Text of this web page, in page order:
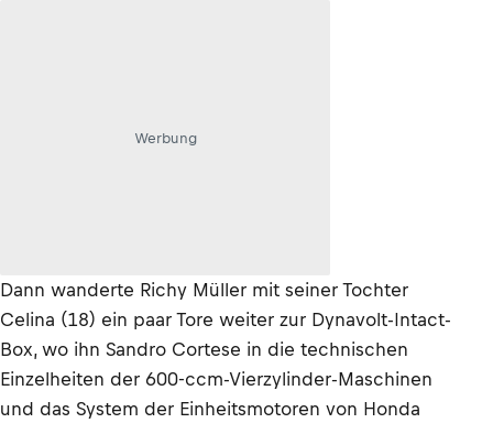
Werbung
Dann wanderte Richy Müller mit seiner Tochter
Celina (18) ein paar Tore weiter zur Dynavolt-Intact-
Box, wo ihn Sandro Cortese in die technischen
Einzelheiten der 600-ccm-Vierzylinder-Maschinen
und das System der Einheitsmotoren von Honda